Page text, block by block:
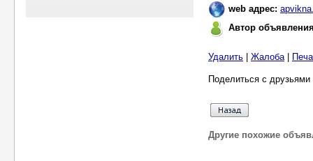
web адрес:
Автор
Удалить Жалоба|
Поделиться с
Другие похожие